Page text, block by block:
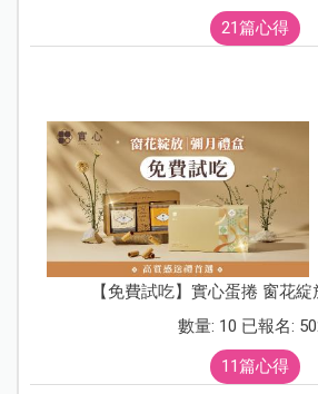
21篇心得
【免費試吃】實心蛋捲 窗花
數量: 10 已報名:
11篇心得